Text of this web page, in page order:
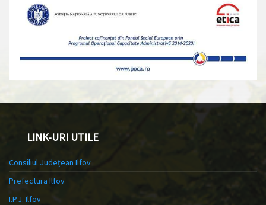
LINK-URI UTILE
Consiliul Județean Ilfov
Prefectura Ilfov
I.P.J. Ilfov